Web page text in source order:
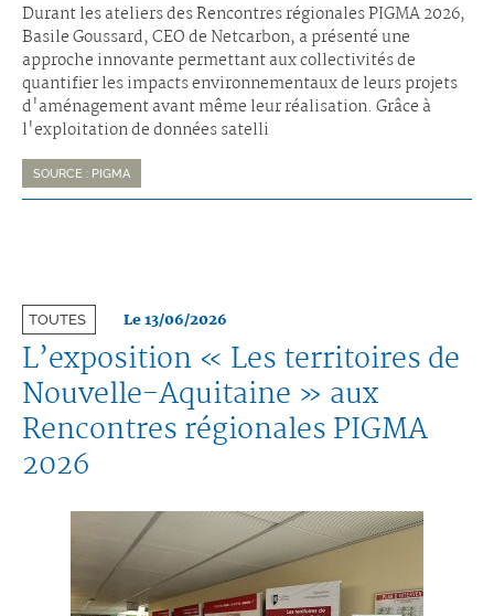
Durant les ateliers des Rencontres régionales PIGMA 2026,
Basile Goussard, CEO de Netcarbon, a présenté une
approche innovante permettant aux collectivités de
quantifier les impacts environnementaux de leurs projets
d'aménagement avant même leur réalisation. Grâce à
l'exploitation de données satelli
SOURCE : PIGMA
TOUTES Le 13/06/2026
L’exposition « Les territoires de
Nouvelle-Aquitaine » aux
Rencontres régionales PIGMA
2026